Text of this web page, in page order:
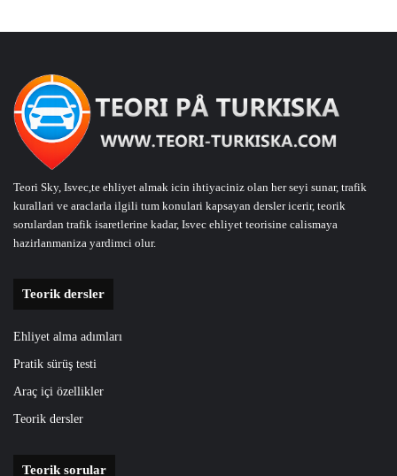
Teori Sky, Isvec,te ehliyet almak icin ihtiyaciniz olan her seyi sunar, trafik
kurallari ve araclarla ilgili tum konulari kapsayan dersler icerir, teorik
sorulardan trafik isaretlerine kadar, Isvec ehliyet teorisine calismaya
hazirlanmaniza yardimci olur.
Teorik dersler
Ehliyet alma adımları
Pratik sürüş testi
Araç içi özellikler
Teorik dersler
Teorik sorular